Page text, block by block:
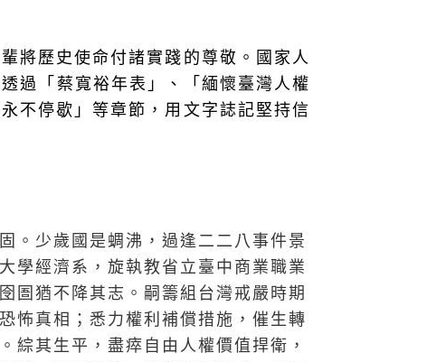
將歷史使命付諸實踐的尊敬。國家人
過「蔡寬裕年表」、「緬懷臺灣人權
不停歇」等章節，用文字誌記堅持信
。少歲國是蜩沸，過逢二二八事件景
學經濟系，旋執教省立臺中商業職業
圄猶不降其志。嗣籌組台灣戒嚴時期
怖真相；悉力權利補償措施，催生轉
綜其生平，盡瘁自由人權價值捍衛，